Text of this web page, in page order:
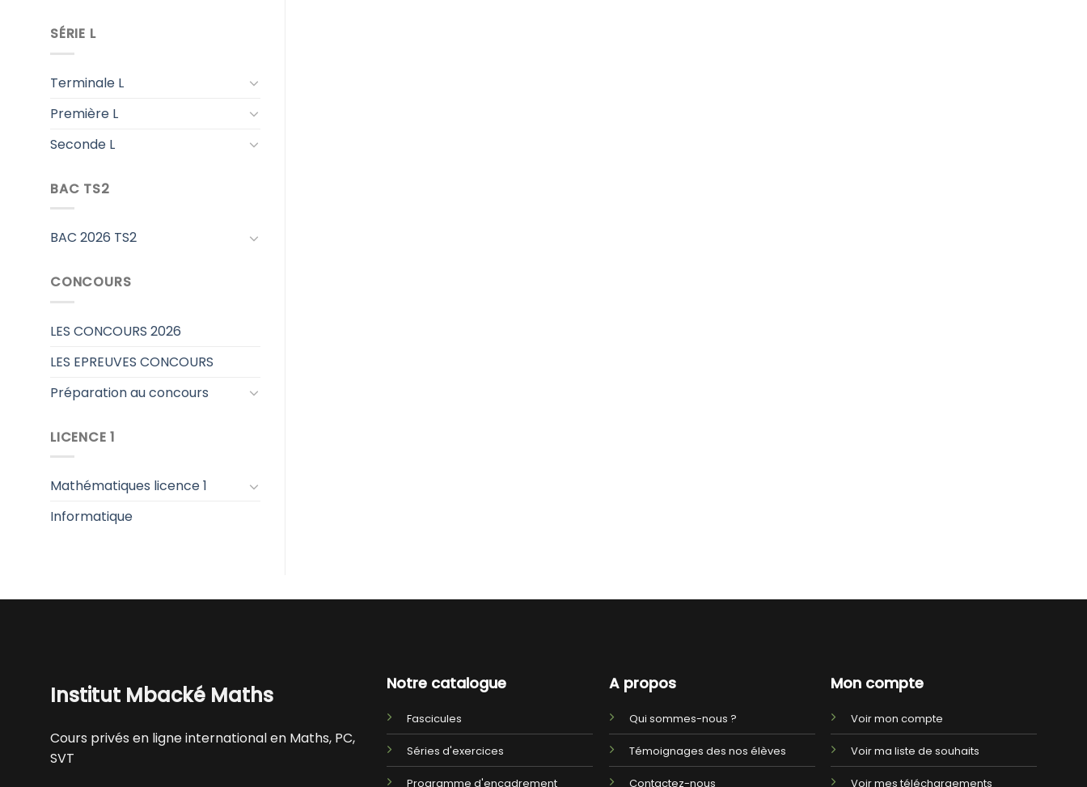
SÉRIE L
Terminale L
Première L
Seconde L
BAC TS2
BAC 2026 TS2
CONCOURS
LES CONCOURS 2026
LES EPREUVES CONCOURS
Préparation au concours
LICENCE 1
Mathématiques licence 1
Informatique
Institut Mbacké Maths
Cours privés en ligne international en Maths, PC,
SVT
Notre catalogue
Fascicules
Séries d'exercices
Programme d'encadrement
A propos
Qui sommes-nous ?
Témoignages des nos élèves
Contactez-nous
Mon compte
Voir mon compte
Voir ma liste de souhaits
Voir mes téléchargements